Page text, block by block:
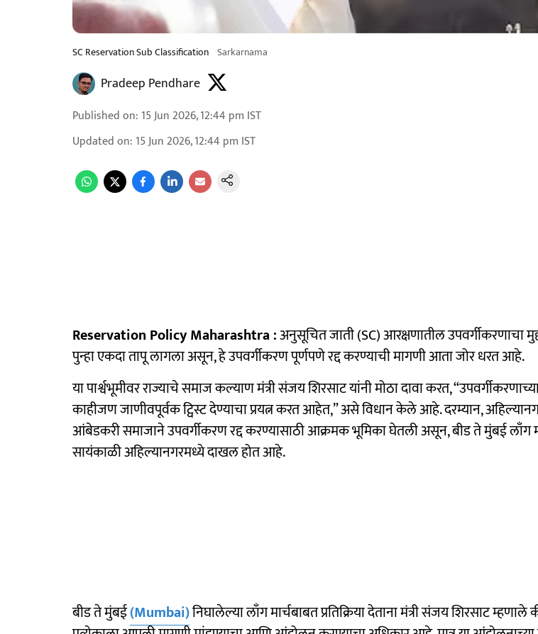
SC Reservation Sub Classification Sarkarnama
Pradeep Pendhare
Published on: 15 Jun 2026, 12:44 pm IST
Updated on: 15 Jun 2026, 12:44 pm IST
Reservation Policy Maharashtra :अनुसूचित जाती (SC) आरक्षणातील उपवर्गीकरणाचा
पुन्हा एकदा तापू लागला असून, हे उपवर्गीकरण पूर्णपणे रद्द करण्याची मागणी आता जोर धरत आहे.
या पार्श्वभूमीवर राज्याचे समाज कल्याण मंत्री संजय शिरसाट यांनी मोठा दावा करत,
काहीजण जाणीवपूर्वक ट्विस्ट देण्याचा प्रयत्न करत आहेत,” असे विधान केले आहे. दरम्यान,
आंबेडकरी समाजाने उपवर्गीकरण रद्द करण्यासाठी आक्रमक भूमिका घेतली असून, बीड ते मुंबई लाँग
सायंकाळी अहिल्यानगरमध्ये दाखल होत आहे.
बीड ते मुंबई(Mumbai)निघालेल्या लाँग मार्चबाबत प्रतिक्रिया देताना मंत्री संजय शिरसाट